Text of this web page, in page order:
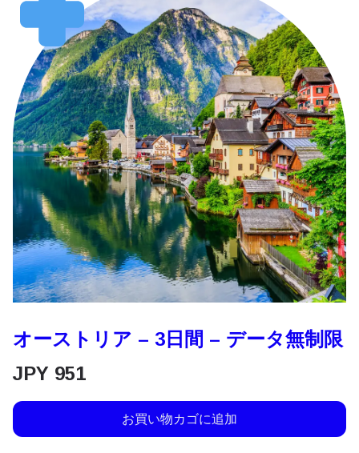
オーストリア – 3日間 – データ無制限
JPY 951
お買い物カゴに追加